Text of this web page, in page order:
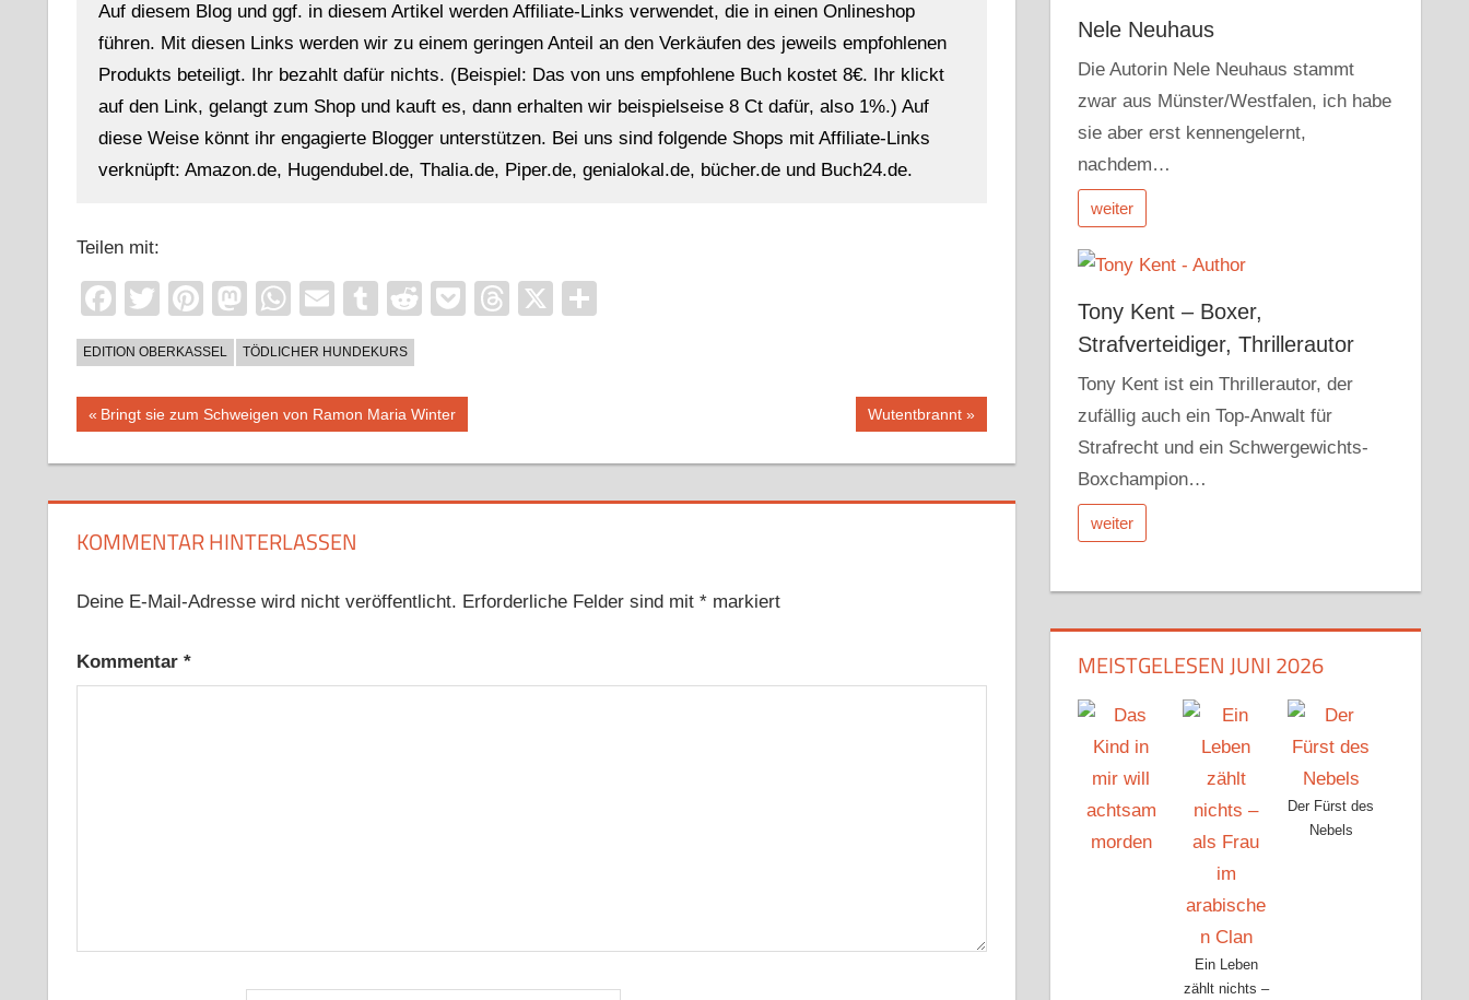
Auf diesem Blog und ggf. in diesem Artikel werden Affiliate-Links verwendet, die in einen Onlineshop
führen. Mit diesen Links werden wir zu einem geringen Anteil an den Verkäufen des jeweils empfohlenen
Produkts beteiligt. Ihr bezahlt dafür nichts. (Beispiel: Das von uns empfohlene Buch kostet 8€. Ihr klickt
auf den Link, gelangt zum Shop und kauft es, dann erhalten wir beispielseise 8 Ct dafür, also 1%.) Auf
diese Weise könnt ihr engagierte Blogger unterstützen. Bei uns sind folgende Shops mit Affiliate-Links
verknüpft: Amazon.de, Hugendubel.de, Thalia.de, Piper.de, genialokal.de, bücher.de und Buch24.de.
Teilen mit:
Facebook
TwitterPinterest
Mastodon
WhatsApp
EmailTumblr
RedditPocketThreads
X
EDITION OBERKASSEL TÖDLICHER HUNDEKURS
Beitragsnavigation
Vorheriger
Bringt sie zum Schweigen von Ramon Maria Winter
Nächster
Wutentbrannt
KOMMENTAR HINTERLASSEN
Deine E-Mail-Adresse wird nicht veröffentlicht. Erforderliche Felder sind mit *markiert
Kommentar *
Nele Neuhaus
Die Autorin Nele Neuhaus stammt
zwar aus Münster/Westfalen, ich habe
sie aber erst kennengelernt,
nachdem…
weiter
Tony Kent – Boxer,
Strafverteidiger, Thrillerautor
Tony Kent ist ein Thrillerautor, der
zufällig auch ein Top-Anwalt für
Strafrecht und ein Schwergewichts-
Boxchampion…
weiter
MEISTGELESEN JUNI 2026
Ein Leben
zählt nichts –
Der Fürst des
Nebels